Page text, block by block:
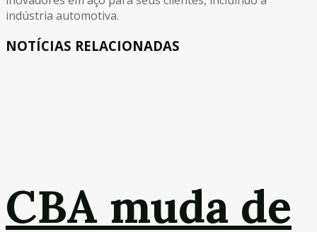
indústria automotiva.
NOTÍCIAS RELACIONADAS
CBA muda de